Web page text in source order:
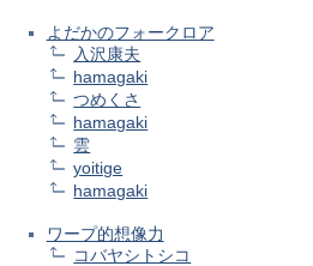
よだかのフォークロア
入沢康夫
hamagaki
つめくさ
hamagaki
雲
yoitige
hamagaki
ワープ的想像力
コバヤシトシコ